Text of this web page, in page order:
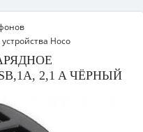
Hoco
2,1 A ЧЁРНЫЙ